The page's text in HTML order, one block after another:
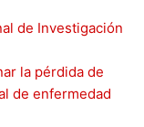
de Investigación
la pérdida de
de enfermedad